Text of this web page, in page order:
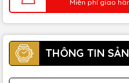
Miễn phí giao
THÔNG TIN